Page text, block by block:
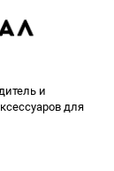
и
для